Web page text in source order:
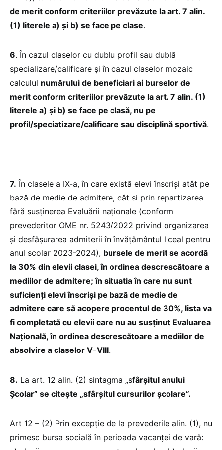
de merit conform criteriilor prevăzute la art. 7 alin.
(1) literele a) și b) se face pe clase.
6. În cazul claselor cu dublu profil sau dublă
specializare/calificare și în cazul claselor mozaic
calculul numărului de beneficiari ai burselor de
merit conform criteriilor prevăzute la art. 7 alin. (1)
literele a) și b) se face pe clasă, nu pe
profil/speciatizare/calificare sau disciplină sportivă.
7. În clasele a IX-a, în care există elevi înscriși atât pe
bază de medie de admitere, cât si prin repartizarea
fără susținerea Evaluării naționale (conform
prevederitor OME nr. 5243/2022 privind organizarea
și desfășurarea admiterii în învăţământul liceal pentru
anul scolar 2023-2024), bursele de merit se acordă
la 30% din elevii clasei, în ordinea descrescătoare a
mediilor de admitere; în situatia în care nu sunt
suficienți elevi înscriși pe bază de medie de
admitere care să acopere procentul de 30%, lista va
fi completată cu elevii care nu au susținut Evaluarea
Națională, în ordinea descrescătoare a mediilor de
absolvire a claselor V-VIII.
8. La art. 12 alin. (2) sintagma „sfârșitul anului
Școlar” se citește „sfârșitul cursurilor școlare”.
Art 12 – (2) Prin excepție de la prevederile alin. (1), nu
primesc bursa socială în perioada vacanței de vară: